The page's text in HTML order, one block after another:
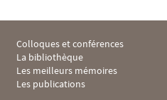
Menu Footer IHEI 3
Colloques et conférences
La bibliothèque
Les meilleurs mémoires
Les publications